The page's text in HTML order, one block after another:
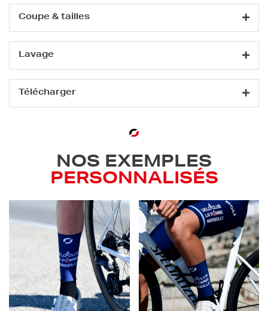
Coupe & tailles
Lavage
Télécharger
NOS EXEMPLES
PERSONNALISÉS